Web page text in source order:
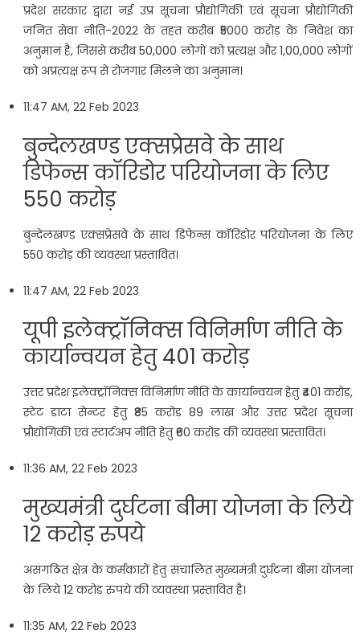
प्रदेश सरकार द्वारा नई उप्र सूचना प्रौद्योगिकी एवं सूचना प्रौद्योगिकी
जनित सेवा नीति-2022 के तहत करीब ₹5000 करोड़ के निवेश का
अनुमान है, जिससे करीब 50,000 लोगों को प्रत्यक्ष और 1,00,000 लोगों
को अप्रत्यक्ष रूप से रोजगार मिलने का अनुमान।
11:47 AM, 22 Feb 2023
बुन्देलखण्ड एक्सप्रेसवे के साथ
डिफेन्स कॉरिडोर परियोजना के लिए
550 करोड़
बुन्देलखण्ड एक्सप्रेसवे के साथ डिफेन्स कॉरिडोर परियोजना के लिए
550 करोड़ की व्यवस्था प्रस्तावित।
11:47 AM, 22 Feb 2023
यूपी इलेक्ट्रॉनिक्स विनिर्माण नीति के
कार्यान्वयन हेतु 401 करोड़
उत्तर प्रदेश इलेक्ट्रॉनिक्स विनिर्माण नीति के कार्यान्वयन हेतु ₹401 करोड़,
स्टेट डाटा सेन्टर हेतु ₹85 करोड़ 89 लाख और उत्तर प्रदेश सूचना
प्रौद्योगिकी एवं स्टार्टअप नीति हेतु ₹60 करोड़ की व्यवस्था प्रस्तावित।
11:36 AM, 22 Feb 2023
मुख्यमंत्री दुर्घटना बीमा योजना के लिये
12 करोड़ रुपये
असंगठित क्षेत्र के कर्मकारों हेतु संचालित मुख्यमंत्री दुर्घटना बीमा योजना
के लिये 12 करोड़ रुपये की व्यवस्था प्रस्तावित है।
11:35 AM, 22 Feb 2023